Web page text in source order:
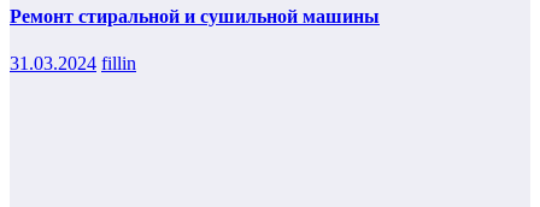
Ремонт стиральной и сушильной машины
31.03.2024 fillin